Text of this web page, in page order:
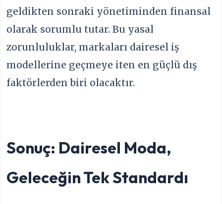
geldikten sonraki yönetiminden finansal
olarak sorumlu tutar. Bu yasal
zorunluluklar, markaları dairesel iş
modellerine geçmeye iten en güçlü dış
faktörlerden biri olacaktır.
Sonuç: Dairesel Moda,
Geleceğin Tek Standardı